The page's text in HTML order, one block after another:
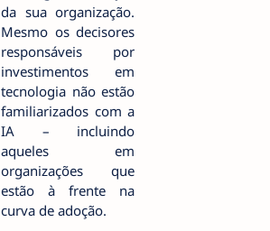
da sua organização.
Mesmo os decisores
responsáveis por
investimentos em
tecnologia não estão
familiarizados com a
IA – incluindo
aqueles em
organizações que
estão à frente na
curva de adoção.